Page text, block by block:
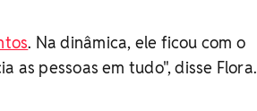
. Na dinâmica, ele ficou com o
as pessoas em tudo", disse Flora.